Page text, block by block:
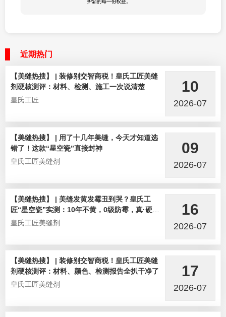
近期热门
【美缝热搜】 | 装修别交智商税！皇氏工匠美缝
剂硬核测评：材料、检测、施工一次说清楚
皇氏工匠
10
2026-07
【美缝热搜】 | 用了十几年美缝，今天才知道选
错了！这款“星空瓷”直接封神
皇氏工匠美缝剂
09
2026-07
【美缝热搜】 | 美缝发黄发霉丑到哭？皇氏工
匠“星空瓷”实测：10年不黄，0级防霉，真·硬核
选手！
皇氏工匠美缝剂
16
2026-07
【美缝热搜】 | 装修别交智商税！皇氏工匠美缝
剂硬核测评：材料、颜色、检测报告全扒干净了
皇氏工匠美缝剂
17
2026-07